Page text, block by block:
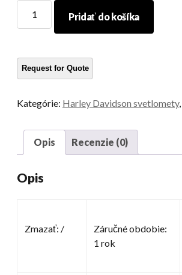
motocykel
svetlomet
Pridať do košíka
Kategórie: Harley Davidson svetlomety,
Opis Recenzie (0)
Opis
Zmazať: /
Záručné obdobie:
1 rok